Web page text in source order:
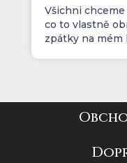
Všichni
co to vlastně
zpátky na mém